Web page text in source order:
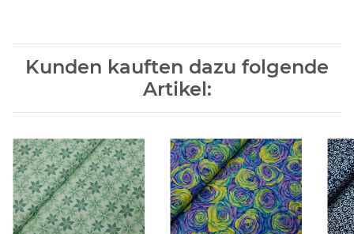
Kunden kauften dazu folgende
Artikel: